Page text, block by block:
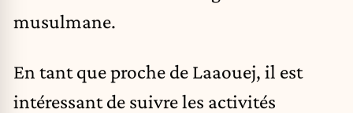
musulmane.
En tant que proche de Laaouej, il est
intéressant de suivre les activités